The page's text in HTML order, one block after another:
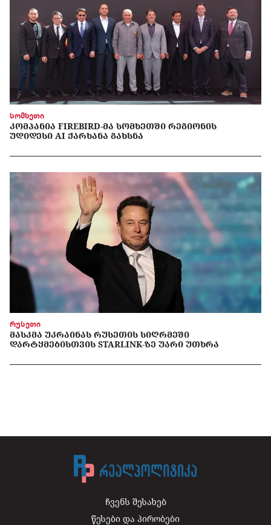
სომხეთი
ᲙᲝᲛᲞᲐᲜᲘᲐ FIREBIRD-ᲛᲐ ᲡᲝᲛᲮᲔᲗᲨᲘ ᲠᲔᲒᲘᲝᲜᲘᲡ
ᲣᲓᲘᲓᲔᲡᲘ AI ᲥᲐᲠᲮᲐᲜᲐ ᲒᲐᲮᲡᲜᲐ
რუსეთი
ᲛᲐᲡᲙᲛᲐ ᲣᲙᲠᲐᲘᲜᲐᲡ ᲠᲣᲡᲔᲗᲘᲡ ᲡᲘᲦᲠᲛᲔᲨᲘ
ᲓᲐᲠᲢᲧᲛᲔᲑᲘᲡᲗᲕᲘᲡ STARLINK-ᲖᲔ ᲣᲐᲠᲘ ᲣᲗᲮᲠᲐ
ჩვენს შესახებ
წესები და პირობები